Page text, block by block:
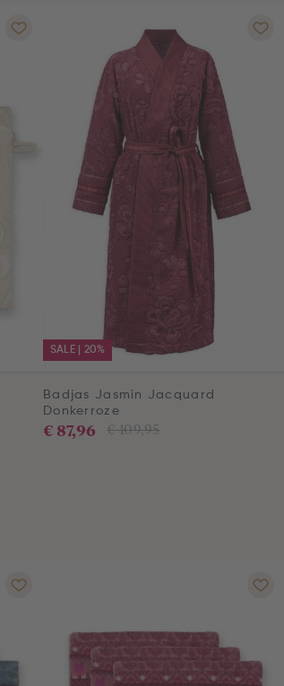
SALE | 20%
Badjas Jasmin Jacquard
Donkerroze
€ 109,95
€ 87,96